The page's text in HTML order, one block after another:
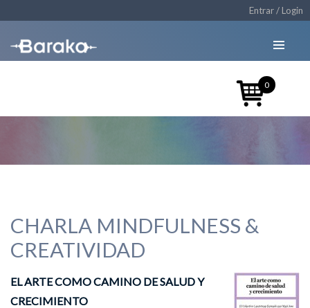
Entrar / Login
CHARLA MINDFULNESS &
CREATIVIDAD
EL ARTE COMO CAMINO DE SALUD Y
CRECIMIENTO
0